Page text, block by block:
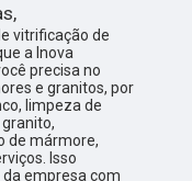
vitrificação de
a Inova
precisa no
e granitos, por
limpeza de
de mármore,
Isso
empresa com